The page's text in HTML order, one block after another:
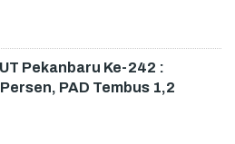
Pekanbaru Ke-242 :
PAD Tembus 1,2